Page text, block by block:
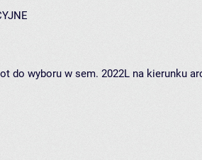
do wyboru w sem. 2022L na kierunku